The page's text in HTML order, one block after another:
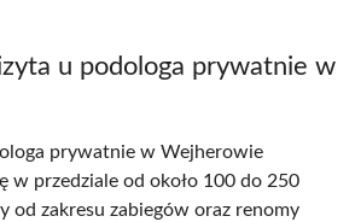
u podologa prywatnie w
prywatnie w Wejherowie
w przedziale od około 100 do 250
od zakresu zabiegów oraz renomy